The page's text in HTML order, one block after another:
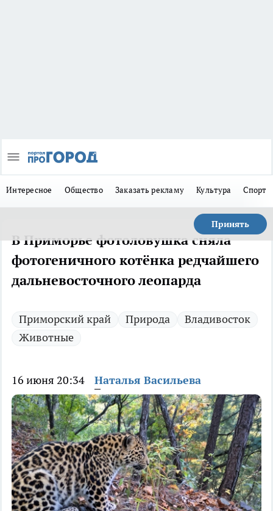
Интересное Общество Заказать рекламу Культура Спорт
Принять
В Приморье фотоловушка сняла
фотогеничного котёнка редчайшего
дальневосточного леопарда
Приморский край Природа
Владивосток
Животные
16 июня 20:34 Наталья Васильева